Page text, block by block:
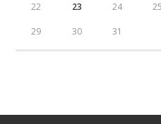
22 23 24 25
29 30 31